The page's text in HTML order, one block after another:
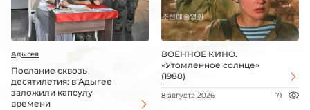
Адыгея
Послание сквозь
десятилетия: в Адыгее
заложили капсулу
времени
ВОЕННОЕ КИНО.
«Утомленное солнце»
(1988)
8 августа 2026 71